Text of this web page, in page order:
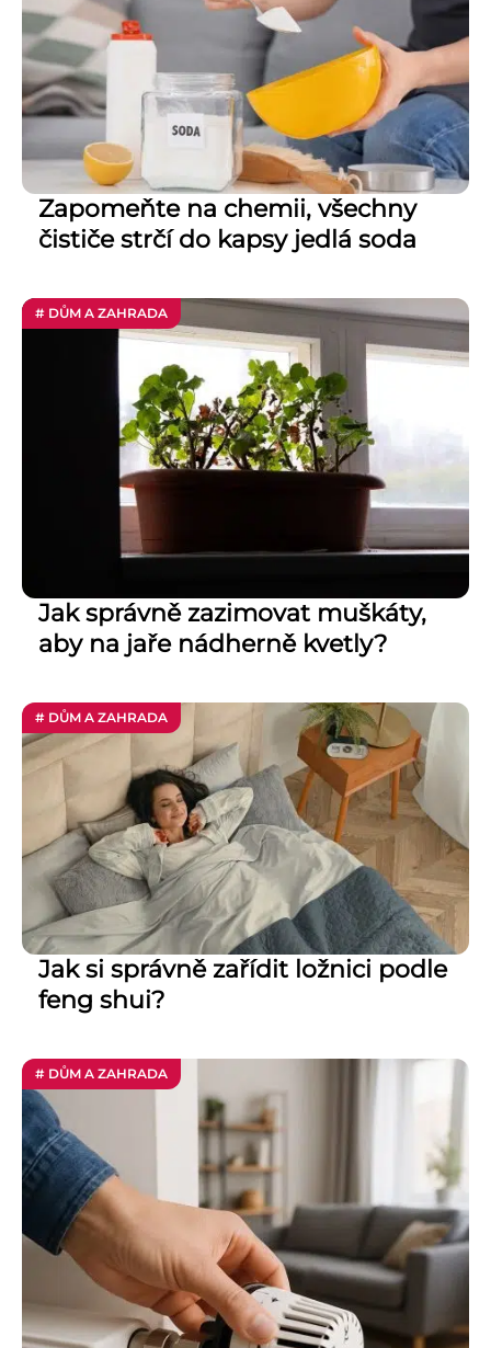
Zapomeňte na chemii, všechny
čističe strčí do kapsy jedlá soda
# DŮM A ZAHRADA
Jak správně zazimovat muškáty,
aby na jaře nádherně kvetly?
# DŮM A ZAHRADA
Jak si správně zařídit ložnici podle
feng shui?
# DŮM A ZAHRADA